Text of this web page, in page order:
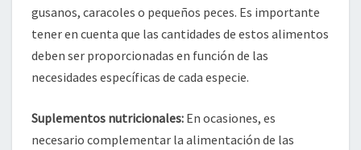
gusanos, caracoles o pequeños peces. Es importante
tener en cuenta que las cantidades de estos alimentos
deben ser proporcionadas en función de las
necesidades específicas de cada especie.
Suplementos nutricionales: En ocasiones, es
necesario complementar la alimentación de las